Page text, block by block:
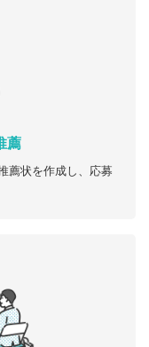
薦
薦状を作成し、応募